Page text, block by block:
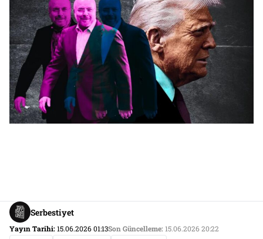
Serbestiyet
Yayın Tarihi:15.06.2026 01:13Son Güncelleme:15.06.2026 20:22